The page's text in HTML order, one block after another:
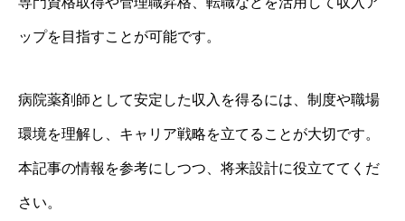
ップを目指すことが可能です。
病院薬剤師として安定した収入を得るには、制度や職場
環境を理解し、キャリア戦略を立てることが大切です。
本記事の情報を参考にしつつ、将来設計に役立ててくだ
さい。